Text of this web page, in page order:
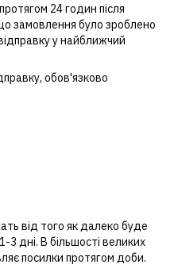
24 годин після
замовлення було зроблено
у найближчий
обов'язково
від того як далеко буде
3 дні. В більшості великих
посилки протягом доби.